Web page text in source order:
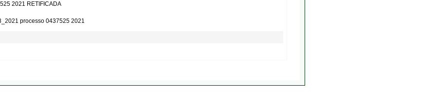
2021 RETIFICADA
processo 0437525 2021